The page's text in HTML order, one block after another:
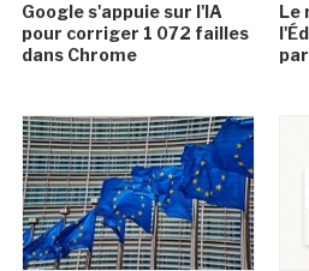
Google s'appuie sur l'IA
pour corriger 1 072 failles
dans Chrome
Le